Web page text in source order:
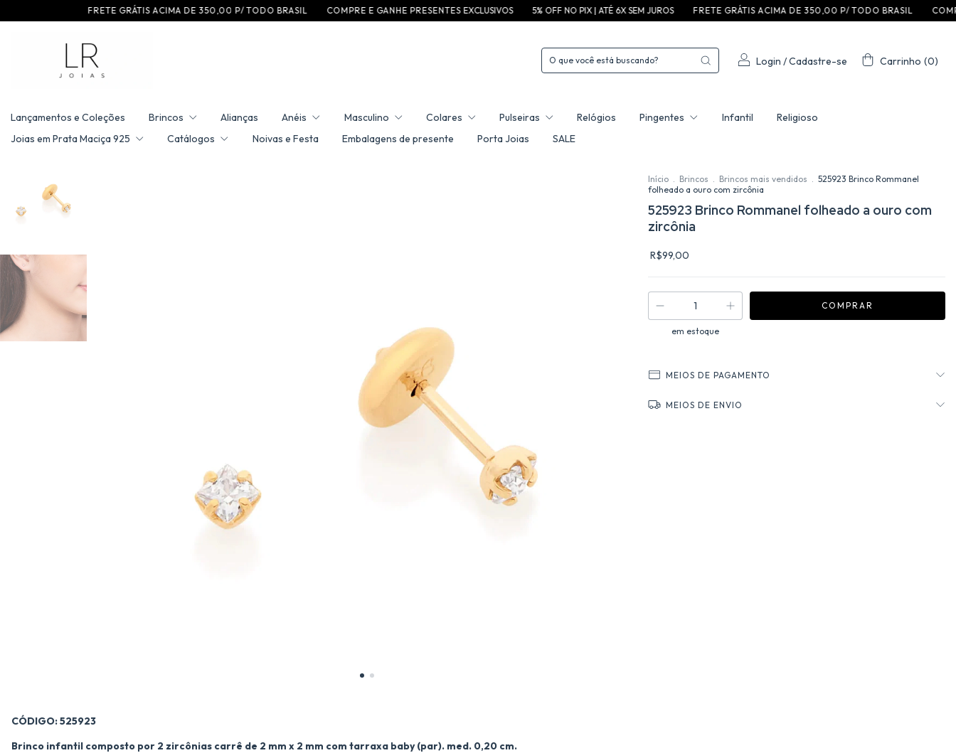
F R E T E G R ÁT I S A C I M A D E 3 5 0 ,0 0 P / T O D O B R A S I L C O M P R E E G A N H E P R E S E N T E S EXCLUSIVOS 5% OFF NO PIX | ATÉ 6X SEM JUROS F R E T E G R ÁT I S A C I M A D E 3 5 0 ,0 0 P / T O D O B R A S I L C O M P R E E G A N H E P
Login /Cadastre-se Carrinho (0)
Lançamentos e Coleções Brincos Alianças Anéis Masculino Colares Pulseiras Relógios Pingentes Infantil
Religioso
Joias em Prata Maciça 925
Catálogos Noivas e Festa Embalagens de presente Porta Joias SALE
Início . Brincos . Brincos mais vendidos . 525923 Brinco Rommanel
folheado a ouro com zircônia
525923 Brinco Rommanel folheado a ouro com
zircônia
R$99,00
em estoque
MEIOS DE PAGAMENTO
MEIOS DE ENVIO
CÓDIGO: 525923
Brinco infantil composto por 2 zircônias carrê de 2 mm x 2 mm com tarraxa baby (par). med. 0,20 cm.